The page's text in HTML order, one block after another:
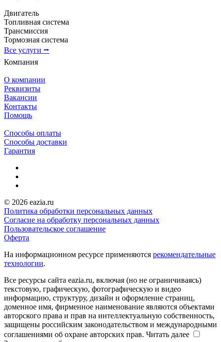
Двигатель
Топливная система
Трансмиссия
Тормозная система
Все услуги ⭢
Компания
О компании
Реквизиты
Вакансии
Контакты
Помощь
Способы оплаты
Способы доставки
Гарантия
© 2026 eazia.ru
Политика обработки персональных данных
Согласие на обработку персональных данных
Пользовательское соглашение
Оферта
На информационном ресурсе применяются рекомендательные
технологии.
Все ресурсы сайта eazia.ru, включая (но не ограничиваясь)
текстовую, графическую, фотографическую и видео
информацию, структуру, дизайн и оформление страниц,
доменное имя, фирменное наименование являются объектами
авторского права и прав на интеллектуальную собственность,
защищены российским законодательством и международными
соглашениями об охране авторских прав. Читать далее